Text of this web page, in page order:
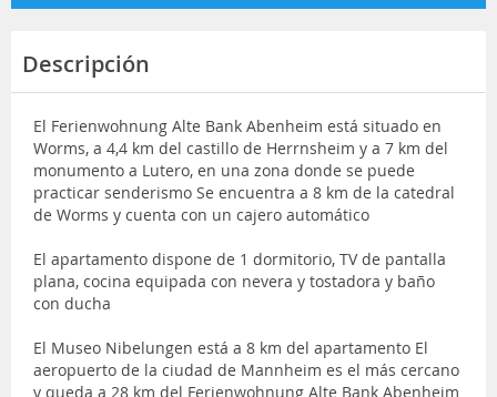
Descripción
El Ferienwohnung Alte Bank Abenheim está situado en
Worms, a 4,4 km del castillo de Herrnsheim y a 7 km del
monumento a Lutero, en una zona donde se puede
practicar senderismo Se encuentra a 8 km de la catedral
de Worms y cuenta con un cajero automático
El apartamento dispone de 1 dormitorio, TV de pantalla
plana, cocina equipada con nevera y tostadora y baño
con ducha
El Museo Nibelungen está a 8 km del apartamento El
aeropuerto de la ciudad de Mannheim es el más cercano
y queda a 28 km del Ferienwohnung Alte Bank Abenheim